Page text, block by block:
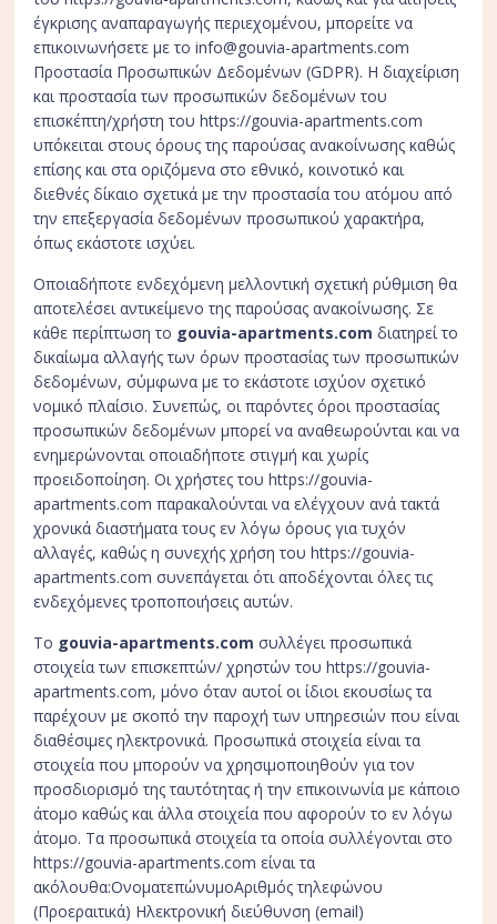
έγκρισης αναπαραγωγής περιεχομένου, μπορείτε να
επικοινωνήσετε με το info@gouvia-apartments.com
Προστασία Προσωπικών Δεδομένων (GDPR). Η διαχείριση
και προστασία των προσωπικών δεδομένων του
επισκέπτη/χρήστη του https://gouvia-apartments.com
υπόκειται στους όρους της παρούσας ανακοίνωσης καθώς
επίσης και στα οριζόμενα στο εθνικό, κοινοτικό και
διεθνές δίκαιο σχετικά με την προστασία του ατόμου από
την επεξεργασία δεδομένων προσωπικού χαρακτήρα,
όπως εκάστοτε ισχύει.
Οποιαδήποτε ενδεχόμενη μελλοντική σχετική ρύθμιση θα
αποτελέσει αντικείμενο της παρούσας ανακοίνωσης. Σε
κάθε περίπτωση το gouvia-apartments.com διατηρεί το
δικαίωμα αλλαγής των όρων προστασίας των προσωπικών
δεδομένων, σύμφωνα με το εκάστοτε ισχύον σχετικό
νομικό πλαίσιο. Συνεπώς, οι παρόντες όροι προστασίας
προσωπικών δεδομένων μπορεί να αναθεωρούνται και να
ενημερώνονται οποιαδήποτε στιγμή και χωρίς
προειδοποίηση. Οι χρήστες του https://gouvia-
apartments.com παρακαλούνται να ελέγχουν ανά τακτά
χρονικά διαστήματα τους εν λόγω όρους για τυχόν
αλλαγές, καθώς η συνεχής χρήση του https://gouvia-
apartments.com συνεπάγεται ότι αποδέχονται όλες τις
ενδεχόμενες τροποποιήσεις αυτών.
Το gouvia-apartments.com συλλέγει προσωπικά
στοιχεία των επισκεπτών/ χρηστών του https://gouvia-
apartments.com, μόνο όταν αυτοί οι ίδιοι εκουσίως τα
παρέχουν με σκοπό την παροχή των υπηρεσιών που είναι
διαθέσιμες ηλεκτρονικά. Προσωπικά στοιχεία είναι τα
στοιχεία που μπορούν να χρησιμοποιηθούν για τον
προσδιορισμό της ταυτότητας ή την επικοινωνία με κάποιο
άτομο καθώς και άλλα στοιχεία που αφορούν το εν λόγω
άτομο. Τα προσωπικά στοιχεία τα οποία συλλέγονται στο
https://gouvia-apartments.com είναι τα
ακόλουθα:ΟνοματεπώνυμοAριθμός τηλεφώνου
(Προεραιτικά) Ηλεκτρονική διεύθυνση (email)